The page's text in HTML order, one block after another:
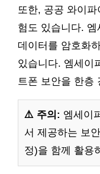
또한, 공공 와이
험도 있습니다.
데이터를 암호화
있습니다. 엠세이
트폰 보안을 한층
⚠️ 주의: 엠세이
서 제공하는 보
정)을 함께 활용